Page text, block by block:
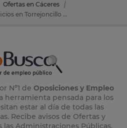
Ofertas en Cáceres
Oposiciones de Personal de Oficios en Torrejoncillo (Cáceres)
Nº1 de Oposiciones y Empleo
herramienta pensada para los
estar al día de todas las
Recibe avisos de Ofertas y
las Administraciones Públicas,